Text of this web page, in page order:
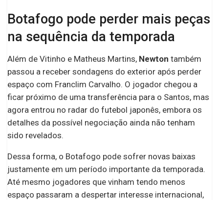
Botafogo pode perder mais peças
na sequência da temporada
Além de Vitinho e Matheus Martins, Newton também
passou a receber sondagens do exterior após perder
espaço com Franclim Carvalho. O jogador chegou a
ficar próximo de uma transferência para o Santos, mas
agora entrou no radar do futebol japonês, embora os
detalhes da possível negociação ainda não tenham
sido revelados.
Dessa forma, o Botafogo pode sofrer novas baixas
justamente em um período importante da temporada.
Até mesmo jogadores que vinham tendo menos
espaço passaram a despertar interesse internacional,